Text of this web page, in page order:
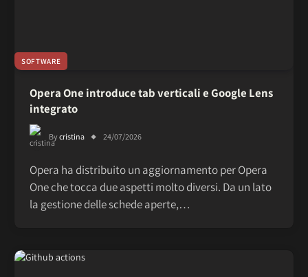
SOFTWARE
Opera One introduce tab verticali e Google Lens
integrato
Bycristina 24/07/2026
Opera ha distribuito un aggiornamento per Opera
One che tocca due aspetti molto diversi. Da un lato
la gestione delle schede aperte,…